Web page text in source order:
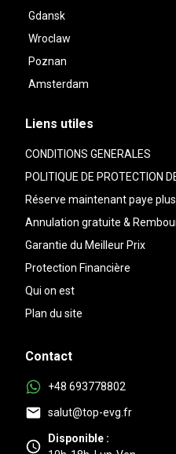
Gdansk
Wroclaw
Poznan
Amsterdam
Liens utiles
CONDITIONS GENERALES
POLITIQUE DE PROTECTION
Réserve maintenant paye
Annulation gratuite &
Garantie du Meilleur Prix
Protection Financière
Qui on est
Plan du site
Contact
+48 693778802
salut@top-evg.fr
Disponible :